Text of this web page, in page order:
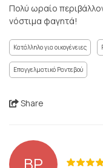
Πολύ ωραίο
νόστιμα φαγητά!
Κατάλληλο για οικογένειες
Επαγγελματικό Ραντεβού
Share